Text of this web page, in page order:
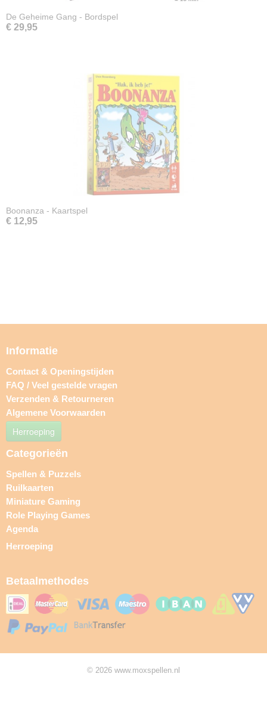
De Geheime Gang - Bordspel
€ 29,95
Boonanza - Kaartspel
€ 12,95
Informatie
Contact & Openingstijden
FAQ / Veel gestelde vragen
Verzenden & Retourneren
Algemene Voorwaarden
Herroeping
Categorieën
Spellen & Puzzels
Ruilkaarten
Miniature Gaming
Role Playing Games
Agenda
Herroeping
Betaalmethodes
© 2026 www.moxspellen.nl